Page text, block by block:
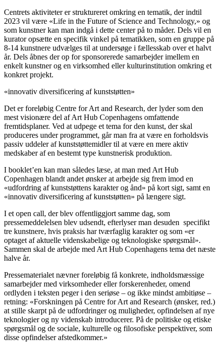
Centrets aktiviteter er struktureret omkring en tematik, der indtil
2023 vil være «Life in the Future of Science and Technology,» og
som kunstner kan man indgå i dette center på to måder. Dels vil en
kurator opsætte en specifik vinkel på tematikken, som en gruppe på
8-14 kunstnere udvælges til at undersøge i fællesskab over et halvt
år. Dels åbnes der op for sponsorerede samarbejder imellem en
enkelt kunstner og en virksomhed eller kulturinstitution omkring et
konkret projekt.
«innovativ diversificering af kunststøtten»
Det er foreløbig Centre for Art and Research, der lyder som den
mest visionære del af Art Hub Copenhagens omfattende
fremtidsplaner. Ved at udpege et tema for den kunst, der skal
produceres under programmet, går man fra at være en forholdsvis
passiv uddeler af kunststøttemidler til at være en mere aktiv
medskaber af en bestemt type kunstnerisk produktion.
I booklet’en kan man således læse, at man med Art Hub
Copenhagen blandt andet ønsker at arbejde sig frem imod en
«udfordring af kunststøttens karakter og ånd» på kort sigt, samt en
«innovativ diversificering af kunststøtten» på længere sigt.
I et open call, der blev offentliggjort samme dag, som
pressemeddelelsen blev udsendt, efterlyser man desuden specifikt
tre kunstnere, hvis praksis har tværfaglig karakter og som «er
optaget af aktuelle videnskabelige og teknologiske spørgsmål».
Sammen skal de arbejde med Art Hub Copenhagens tema det næste
halve år.
Pressematerialet nævner foreløbig få konkrete, indholdsmæssige
samarbejder med virksomheder eller forskerenheder, omend
ordlyden i teksten peger i den seriøse – og ikke mindst ambitiøse –
retning: «Forskningen på Centre for Art and Research (ønsker, red.)
at stille skarpt på de udfordringer og muligheder, opfindelsen af nye
teknologier og ny videnskab introducerer. På de politiske og etiske
spørgsmål og de sociale, kulturelle og filosofiske perspektiver, som
disse opfindelser afstedkommer.»